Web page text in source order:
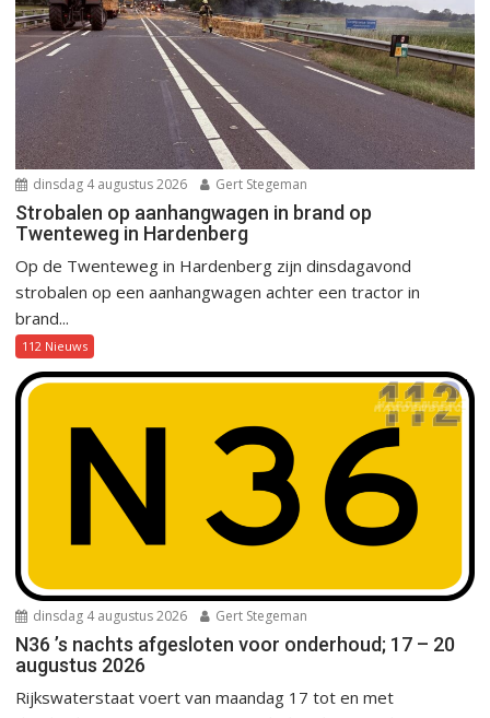
dinsdag 4 augustus 2026 Gert Stegeman
Strobalen op aanhangwagen in brand op
Twenteweg in Hardenberg
Op de Twenteweg in Hardenberg zijn dinsdagavond
strobalen op een aanhangwagen achter een tractor in
brand...
112 Nieuws
dinsdag 4 augustus 2026 Gert Stegeman
N36 ’s nachts afgesloten voor onderhoud; 17 – 20
augustus 2026
Rijkswaterstaat voert van maandag 17 tot en met